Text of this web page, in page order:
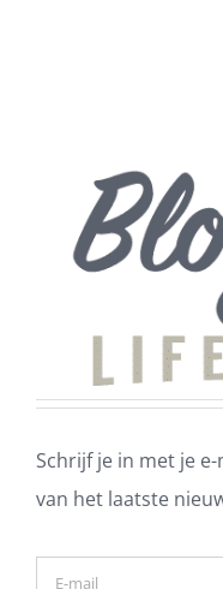
Schrijf je in met je
van het laatste